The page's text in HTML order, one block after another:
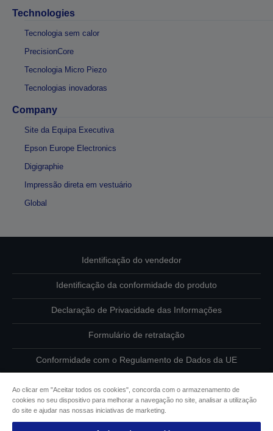
Technologies
Tecnologia sem calor
PrecisionCore
Tecnologia Micro Piezo
Tecnologias inovadoras
Company
Site da Equipa Executiva
Epson Europe Electronics
Digigraphie
Impressão direta em vestuário
Global
Identificação do vendedor
Identificação da conformidade do produto
Declaração de Privacidade das Informações
Formulário de retratação
Conformidade com o Regulamento de Dados da UE
Informações sobre cookies
Ao clicar em "Aceitar todos os cookies", concorda com o armazenamento de
cookies no seu dispositivo para melhorar a navegação no site, analisar a utilização
do site e ajudar nas nossas iniciativas de marketing.